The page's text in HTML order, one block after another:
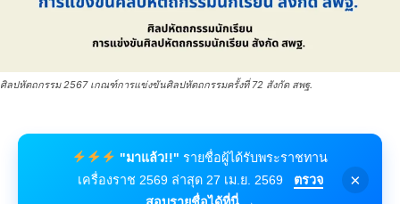
ศิลปหัตถกรรม 2567 เกณฑ์การแข่งขันศิลปหัตถกรรมครั้งที่ 72 สังกัด สพฐ.
"มาแล้ว!!" รายชื่อผู้ได้รับพระราชทาน
เครื่องราช 2569 ล่าสุด 27 เม.ย. 2569
ตรวจ
×